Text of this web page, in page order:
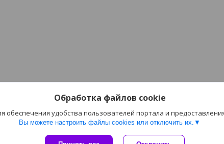
Обработка файлов cookie
обеспечения удобства пользователей портала и
Вы можете настроить файлы cookies или отключить их.